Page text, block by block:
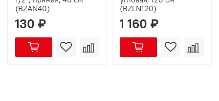
(BZAN40)
130 ₽
(BZLN120)
1 160 ₽